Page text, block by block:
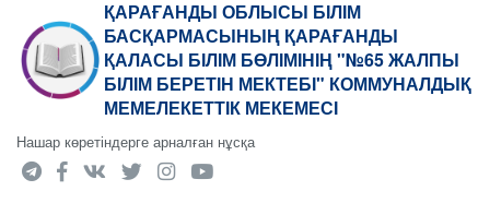
ҚАРАҒАНДЫ ОБЛЫСЫ БІЛІМ
БАСҚАРМАСЫНЫҢ ҚАРАҒАНДЫ
ҚАЛАСЫ БІЛІМ БӨЛІМІНІҢ "№65 ЖАЛПЫ
БІЛІМ БЕРЕТІН МЕКТЕБІ" КОММУНАЛДЫҚ
МЕМЕЛЕКЕТТІК МЕКЕМЕСІ
Нашар көретіндерге арналған нұсқа